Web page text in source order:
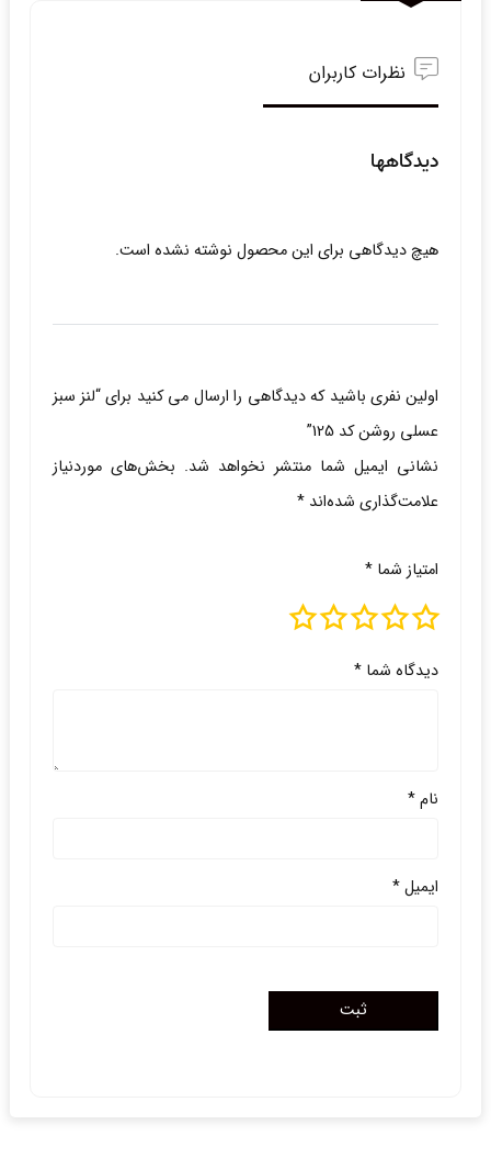
نظرات کاربران
دیدگاهها
هیچ دیدگاهی برای این محصول نوشته نشده است.
اولین نفری باشید که دیدگاهی را ارسال می کنید برای “لنز سبز
عسلی روشن کد 125”
نشانی ایمیل شما منتشر نخواهد شد. بخش‌های موردنیاز
علامت‌گذاری شده‌اند *
امتیاز شما *
دیدگاه شما *
نام*
ایمیل*